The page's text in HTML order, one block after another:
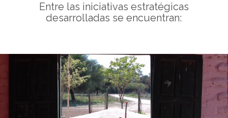
Entre las iniciativas estratégicas
desarrolladas se encuentran: